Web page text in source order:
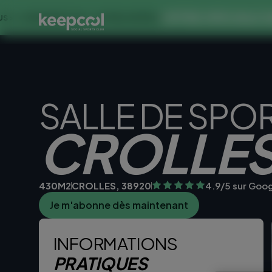
À 0€ << OFFRE LIMITÉE ☀️
SALLE DE
430M2CROLLES, 38920 4.9/5 sur
Je m'abonne dès maintenant
INFORMATIONS
PRATIQUES